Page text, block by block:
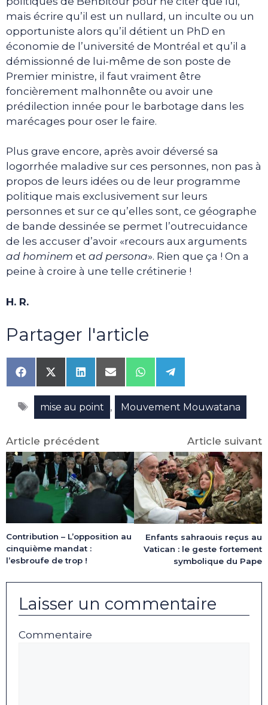
mais écrire qu’il est un nullard, un inculte ou un
opportuniste alors qu’il détient un PhD en
économie de l’université de Montréal et qu’il a
démissionné de lui-même de son poste de
Premier ministre, il faut vraiment être
foncièrement malhonnête ou avoir une
prédilection innée pour le barbotage dans les
marécages pour oser le faire.
Plus grave encore, après avoir déversé sa
logorrhée maladive sur ces personnes, non pas à
propos de leurs idées ou de leur programme
politique mais exclusivement sur leurs
personnes et sur ce qu’elles sont, ce géographe
de bande dessinée se permet l’outrecuidance
de les accuser d’avoir «recours aux arguments
ad hominem et ad persona». Rien que ça ! On a
peine à croire à une telle crétinerie !
H. R.
Partager l'article
Share
on
Facebook
Share
on
X
(Twitter)
Share
on
LinkedIn
Share
on
Email
Share
on
WhatsApp
Share
on
Telegram
Étiquettes
mise au point , Mouvement Mouwatana
Article précédent
Contribution – L’opposition au
cinquième mandat :
l’esbroufe de trop !
Article suivant
Enfants sahraouis reçus au
Vatican : le geste fortement
symbolique du Pape
Laisser un commentaire
Commentaire